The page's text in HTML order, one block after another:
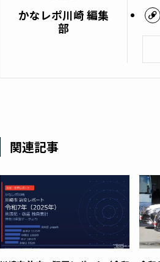
かなレポ川崎 編集
部
関連記事